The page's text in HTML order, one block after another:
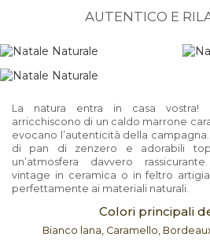
AUTENTICO E
La natura entra in casa vostra!
arricchiscono di un caldo marrone
evocano l’autenticità della
di pan di zenzero e adorabili
un’atmosfera davvero
vintage in ceramica o in feltro
perfettamente ai materiali naturali.
Colori principali
Bianco lana, Caramello,